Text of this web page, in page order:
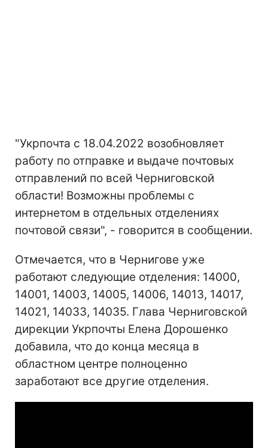
"Укрпочта с 18.04.2022 возобновляет
работу по отправке и выдаче почтовых
отправлений по всей Черниговской
области! Возможны проблемы с
интернетом в отдельных отделениях
почтовой связи", - говорится в сообщении.
Отмечается, что в Чернигове уже
работают следующие отделения: 14000,
14001, 14003, 14005, 14006, 14013, 14017,
14021, 14033, 14035. Глава Черниговской
дирекции Укрпочты Елена Дорошенко
добавила, что до конца месяца в
областном центре полноценно
заработают все другие отделения.